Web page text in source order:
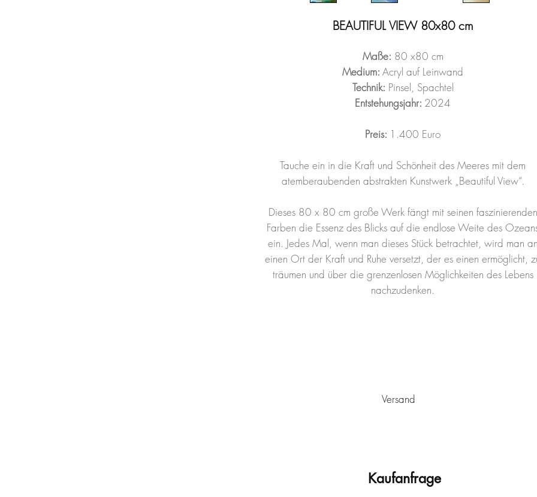
BEAUTIFUL VIEW 80x80 cm
Maße: 80 x80 cm
Medium: Acryl auf Leinwand
Technik: Pinsel, Spachtel
Entstehungsjahr: 2024
Preis: 1.400 Euro
Tauche ein in die Kraft und Schönheit des Meeres mit dem
atemberaubenden abstrakten Kunstwerk „Beautiful View“.
Dieses 80 x 80 cm große Werk fängt mit seinen faszinierenden
Farben die Essenz des Blicks auf die endlose Weite des
ein. Jedes Mal, wenn man dieses Stück betrachtet, wird man an
einen Ort der Kraft und Ruhe versetzt, der es einen ermöglicht,
träumen und über die grenzenlosen Möglichkeiten des Lebens
nachzudenken.
Versand
Kaufanfrage